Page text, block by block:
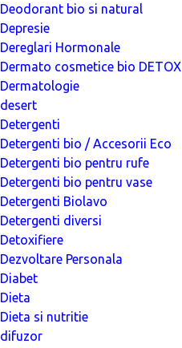
Deodorant bio si natural
Depresie
Dereglari Hormonale
Dermato cosmetice bio DETOX
Dermatologie
desert
Detergenti
Detergenti bio / Accesorii Eco
Detergenti bio pentru rufe
Detergenti bio pentru vase
Detergenti Biolavo
Detergenti diversi
Detoxifiere
Dezvoltare Personala
Diabet
Dieta
Dieta si nutritie
difuzor